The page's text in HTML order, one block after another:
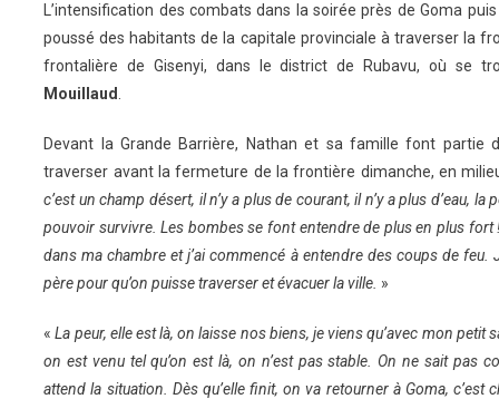
L’intensification des combats dans la soirée près de Goma
poussé des habitants de la capitale provinciale à traverser la
frontalière de Gisenyi, dans le district de Rubavu, où se
Mouillaud
Devant la Grande Barrière, Nathan et sa famille font partie
traverser avant la fermeture de la frontière dimanche, en
c’est un champ désert, il n’y a plus de courant, il n’y a plus d’eau,
pouvoir survivre. Les bombes se font entendre de plus en plus fort
dans ma chambre et j’ai commencé à entendre des coups de feu.
père pour qu’on puisse traverser et évacuer la ville. »
« La peur, elle est là, on laisse nos biens, je viens qu’avec mon petit
on est venu tel qu’on est là, on n’est pas stable. On ne sait pas
attend la situation. Dès qu’elle finit, on va retourner à Goma, c’est